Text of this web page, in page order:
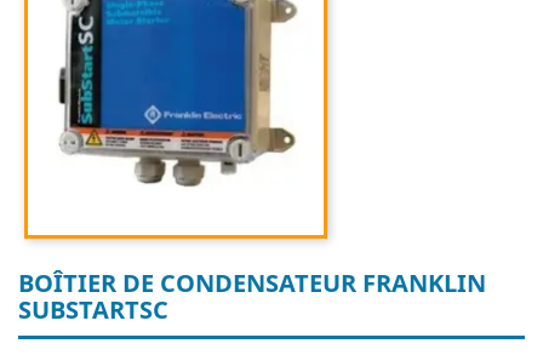
BOÎTIER DE CONDENSATEUR FRANKLIN
SUBSTARTSC